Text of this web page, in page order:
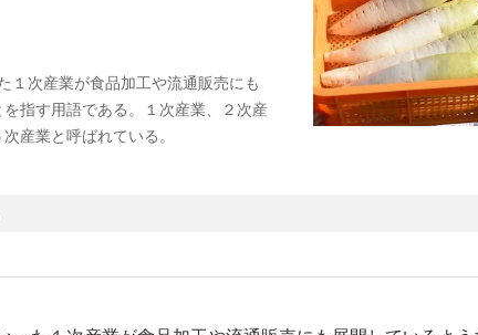
１次産業が食品加工や流通販売にも
指す用語である。１次産業、２次産
産業と呼ばれている。